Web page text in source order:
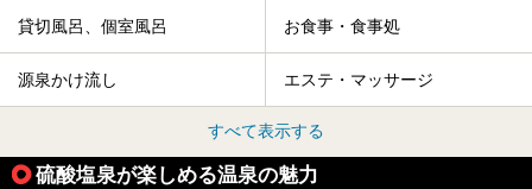
貸切風呂、個室風呂 お食事・食事処
源泉かけ流し エステ・マッサージ
すべて表示する
硫酸塩泉が楽しめる温泉の魅力